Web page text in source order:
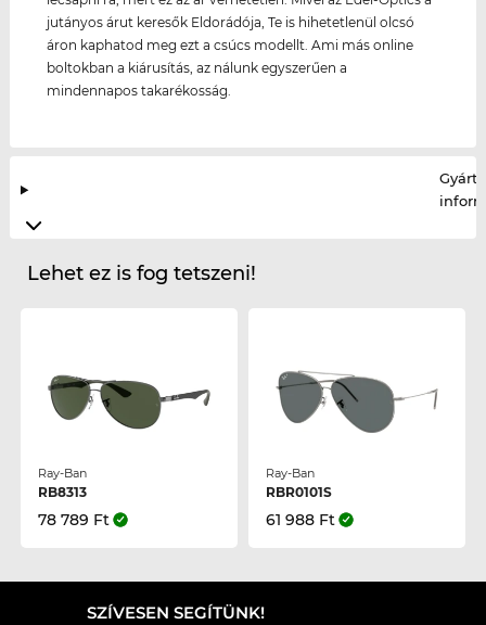
jutányos árut keresők Eldorádója, Te is hihetetlenül olcsó
áron kaphatod meg ezt a csúcs modellt. Ami más online
boltokban a kiárusítás, az nálunk egyszerűen a
mindennapos takarékosság.
Lehet ez is fog tetszeni!
Ray-Ban
RB8313
78 789 Ft
Ray-Ban
RBR0101S
61 988 Ft
SZÍVESEN SEGÍTÜNK!